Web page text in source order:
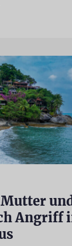
Angriff